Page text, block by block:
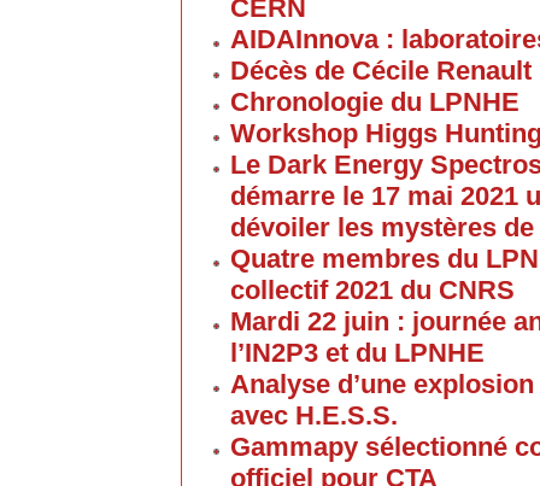
CERN
AIDAInnova :
Décès de Cécile Renault
Chronologie du LPNHE
Workshop Higgs
Le Dark Energy
démarre le 17 mai 2021
dévoiler les mystères de
Quatre membres du
collectif 2021 du CNRS
Mardi 22 juin : journée
l’IN2P3 et du LPNHE
Analyse d’une
avec H.E.S.S.
Gammapy sélectionné
officiel pour CTA